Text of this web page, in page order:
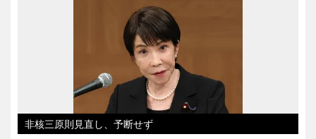
非核三原則見直し、予断せず